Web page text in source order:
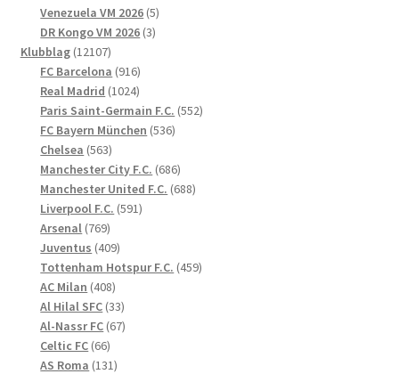
produkter
Venezuela VM 2026 55
DR Kongo VM 2026 33
Klubblag 1210712107
produkter
FC Barcelona 916916
produkter
Real Madrid 10241024
produkter
Paris Saint-Germain F.C. 552552
FC Bayern München 536536
Chelsea 563563
produkter
Manchester City F.C. 686686
produkter
Manchester United F.C. 688688
Liverpool F.C. 591591
Arsenal 769769
produkter
Juventus 409409
produkter
Tottenham Hotspur F.C. 459459
AC Milan 408408
produkter
Al Hilal SFC 3333
produkter
Al-Nassr FC 6767
Celtic FC 6666
produkter
AS Roma 131131